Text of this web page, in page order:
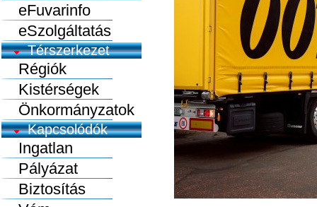
eFuvarinfo
eSzolgáltatás
Térszerkezet
Régiók
Kistérségek
Önkormányzatok
Kapcsolódók
Ingatlan
Pályázat
Biztosítás